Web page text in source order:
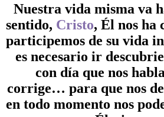
Nuestra vida misma va
sentido, Cristo, Él nos ha
participemos de su vida
es necesario ir
con día que nos
corrige… para que nos
en todo momento nos